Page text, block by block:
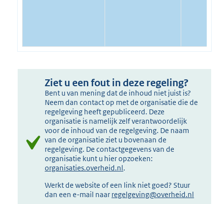
Ziet u een fout in deze regeling?
Bent u van mening dat de inhoud niet juist is?
Neem dan contact op met de organisatie die de
regelgeving heeft gepubliceerd. Deze
organisatie is namelijk zelf verantwoordelijk
voor de inhoud van de regelgeving. De naam
van de organisatie ziet u bovenaan de
regelgeving. De contactgegevens van de
organisatie kunt u hier opzoeken:
organisaties.overheid.nl.
Werkt de website of een link niet goed? Stuur
dan een e-mail naar regelgeving@overheid.nl